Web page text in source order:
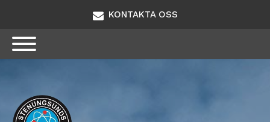
KONTAKTA OSS